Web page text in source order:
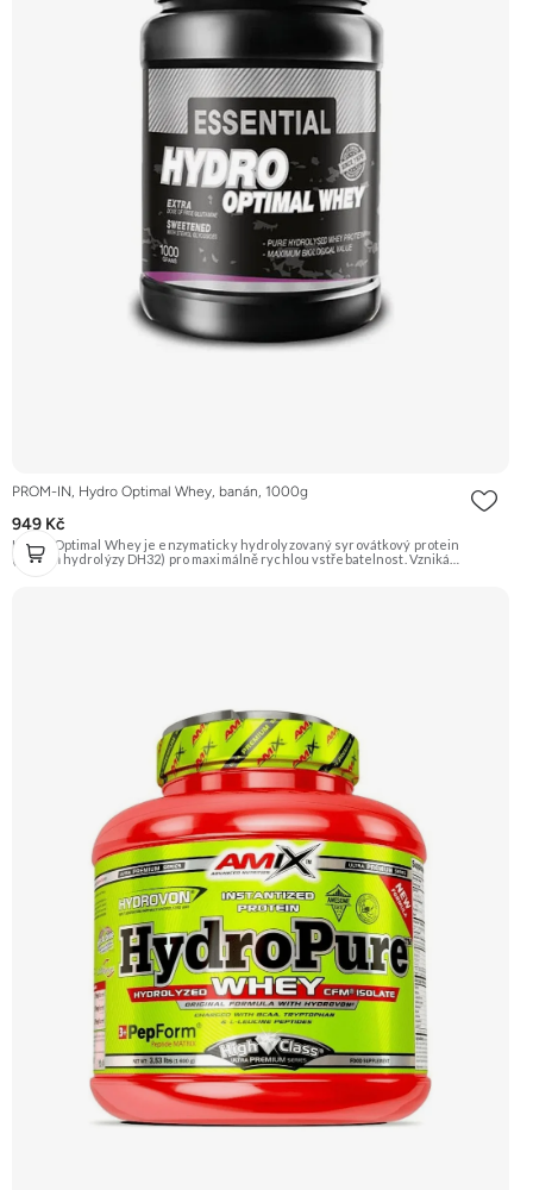
PROM-IN, Hydro Optimal Whey, banán, 1000g
949 Kč
Hydro Optimal Whey je enzymaticky hydrolyzovaný syrovátkový protein
(stupeň hydrolýzy DH32) pro maximálně rychlou vstřebatelnost. Vzniká